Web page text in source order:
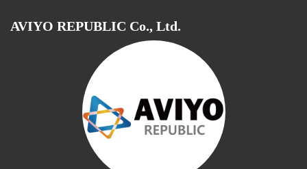
AVIYO REPUBLIC Co., Ltd.